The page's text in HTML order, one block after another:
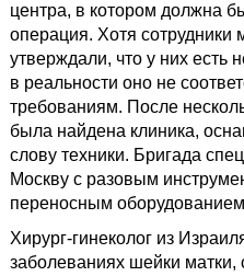
центра, в котором должна
операция. Хотя сотрудники
утверждали, что у них есть
в реальности оно не
требованиям. После
была найдена клиника,
слову техники. Бригада
Москву с разовым
переносным
Хирург-гинеколог из
заболеваниях шейки матки,